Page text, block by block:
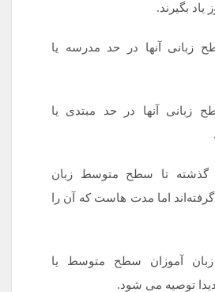
بگیرند.
زبانی آنها در حد مدرسه یا
زبانی آنها در حد مبتدی یا
گذشته تا سطح متوسط زبان
گرفته‌اند اما مدت هاست که آن را
زبان آموزان سطح متوسط یا
توصیه می شود.